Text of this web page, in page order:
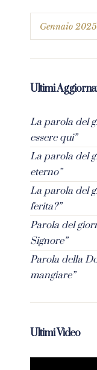
Ultimi
La parola del
essere qui”
La parola del
eterno”
La parola del
ferita?”
Parola del
Signore”
Parola della
mangiare”
Ultimi Video